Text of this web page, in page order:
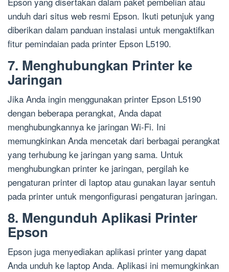
unduh dari situs web resmi Epson. Ikuti petunjuk yang
diberikan dalam panduan instalasi untuk mengaktifkan
fitur pemindaian pada printer Epson L5190.
7. Menghubungkan Printer ke
Jaringan
Jika Anda ingin menggunakan printer Epson L5190
dengan beberapa perangkat, Anda dapat
menghubungkannya ke jaringan Wi-Fi. Ini
memungkinkan Anda mencetak dari berbagai perangkat
yang terhubung ke jaringan yang sama. Untuk
menghubungkan printer ke jaringan, pergilah ke
pengaturan printer di laptop atau gunakan layar sentuh
pada printer untuk mengonfigurasi pengaturan jaringan.
8. Mengunduh Aplikasi Printer
Epson
Epson juga menyediakan aplikasi printer yang dapat
Anda unduh ke laptop Anda. Aplikasi ini memungkinkan